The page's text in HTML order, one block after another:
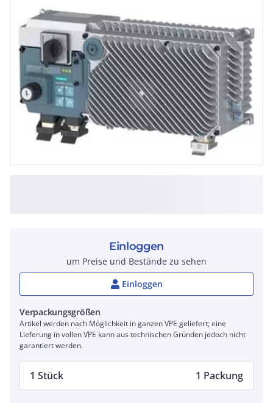
Einloggen
um Preise und Bestände zu sehen
Einloggen
Verpackungsgrößen
Artikel werden nach Möglichkeit in ganzen VPE geliefert; eine
Lieferung in vollen VPE kann aus technischen Gründen jedoch nicht
garantiert werden.
1 Stück 1 Packung